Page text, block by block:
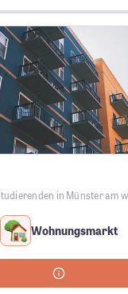
in Münster am
Wohnungsmarkt